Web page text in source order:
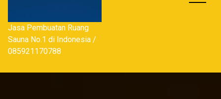
Jasa Pembuatan Ruang
Sauna No.1 di Indonesia /
085921170788